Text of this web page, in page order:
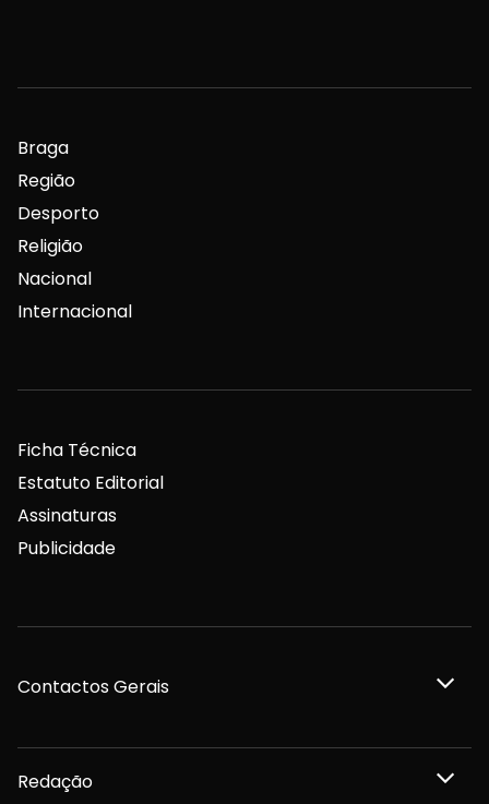
Braga
Região
Desporto
Religião
Nacional
Internacional
Ficha Técnica
Estatuto Editorial
Assinaturas
Publicidade
Contactos Gerais
Redação